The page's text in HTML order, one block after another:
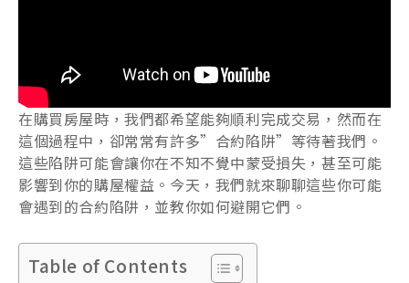
在購買房屋時，我們都希望能夠順利完成交易，然而在
這個過程中，卻常常有許多”合約陷阱”等待著我們。
這些陷阱可能會讓你在不知不覺中蒙受損失，甚至可能
影響到你的購屋權益。今天，我們就來聊聊這些你可能
會遇到的合約陷阱，並教你如何避開它們。
Table of Contents